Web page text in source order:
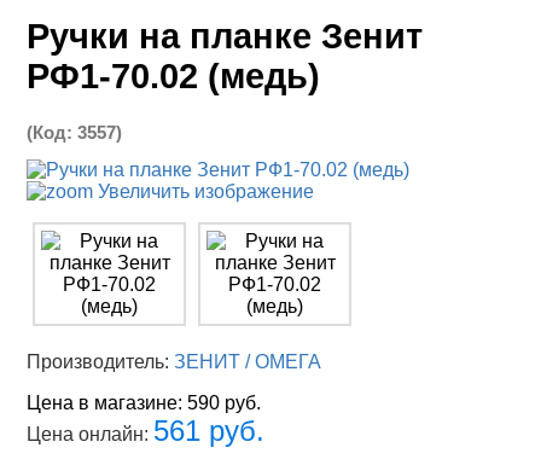
Ручки на планке Зенит
РФ1-70.02 (медь)
(Код:3557)
Увеличить изображение
Производитель:ЗЕНИТ / ОМЕГА
Цена в магазине:590 руб.
Цена онлайн: 561 руб.